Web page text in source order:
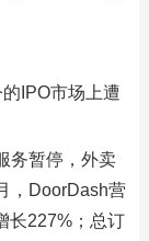
IPO市场上遭
务暂停，外卖
，DoorDash营
长227%；总订